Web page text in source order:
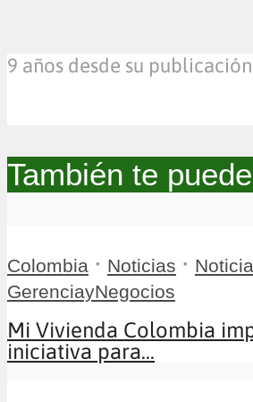
9 años desde su publicación
También te
Colombia • Noticias •
GerenciayNegocios
Mi Vivienda Colombia
iniciativa para...